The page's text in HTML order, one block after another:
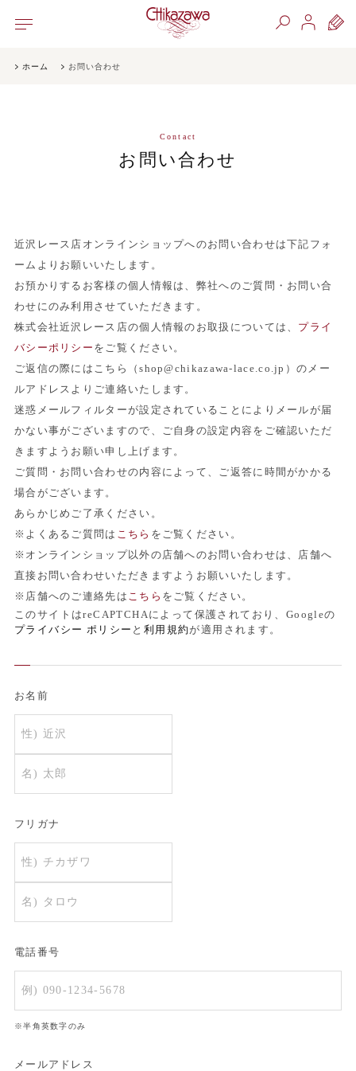
ホーム お問い合わせ
Contact
お問い合わせ
近沢レース店オンラインショップへのお問い合わせは下記フォ
ームよりお願いいたします。
お預かりするお客様の個人情報は、弊社へのご質問・お問い合
わせにのみ利用させていただきます。
株式会社近沢レース店の個人情報のお取扱については、 プライ
バシーポリシー をご覧ください。
ご返信の際にはこちら（shop@chikazawa-lace.co.jp）のメー
ルアドレスよりご連絡いたします。
迷惑メールフィルターが設定されていることによりメールが届
かない事がございますので、ご自身の設定内容をご確認いただ
きますようお願い申し上げます。
ご質問・お問い合わせの内容によって、ご返答に時間がかかる
場合がございます。
あらかじめご了承ください。
※よくあるご質問は こちら をご覧ください。
※オンラインショップ以外の店舗へのお問い合わせは、店舗へ
直接お問い合わせいただきますようお願いいたします。
※店舗へのご連絡先は こちら をご覧ください。
このサイトはreCAPTCHAによって保護されており、Googleの
プライバシー ポリシー と 利用規約が適用されます。
お名前
フリガナ
電話番号
※半角英数字のみ
メールアドレス